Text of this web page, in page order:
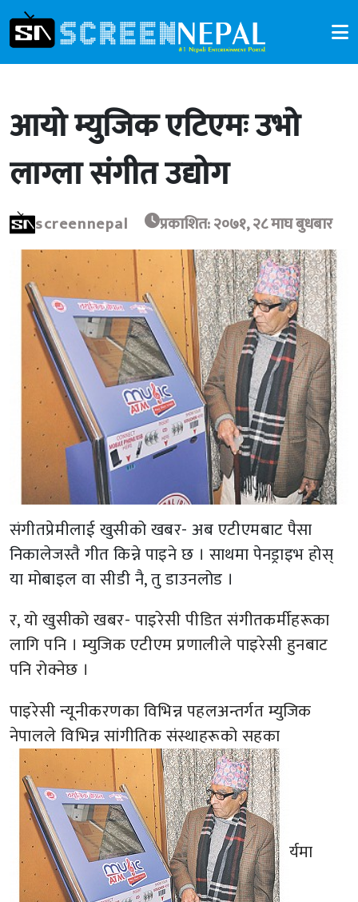
आयो म्युजिक एटिएमः उभो
लाग्ला संगीत उद्योग
screennepal प्रकाशित: २०७१, २८ माघ बुधबार
संगीतप्रेमीलाई खुसीको खबर- अब एटीएमबाट पैसा
निकालेजस्तै गीत किन्ने पाइने छ । साथमा पेनड्राइभ होस्
या मोबाइल वा सीडी नै, तु डाउनलोड ।
र, यो खुसीको खबर- पाइरेसी पीडित संगीतकर्मीहरूका
लागि पनि । म्युजिक एटीएम प्रणालीले पाइरेसी हुनबाट
पनि रोक्नेछ ।
पाइरेसी न्यूनीकरणका विभिन्न पहलअन्तर्गत म्युजिक
नेपालले विभिन्न सांगीतिक संस्थाहरूको सहका
र्यमा